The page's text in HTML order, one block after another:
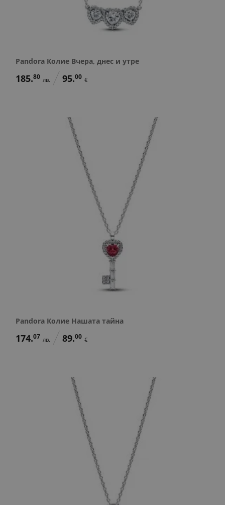
Pandora Колие Вчера, днес и утре
185.80 лв. 95.00 €
Pandora Колие Нашата тайна
174.07 лв. 89.00 €